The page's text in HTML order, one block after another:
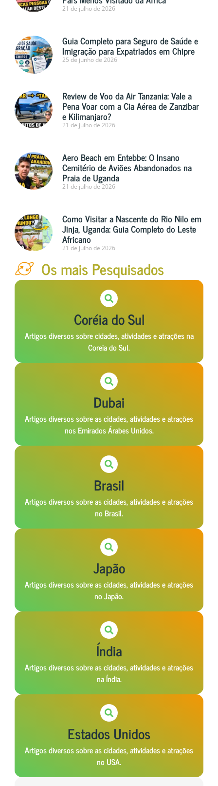
21 de julho de 2026
Guia Completo para Seguro de Saúde e
Imigração para Expatriados em Chipre
25 de junho de 2026
Review de Voo da Air Tanzania: Vale a
Pena Voar com a Cia Aérea de Zanzibar
e Kilimanjaro?
21 de julho de 2026
Aero Beach em Entebbe: O Insano
Cemitério de Aviões Abandonados na
Praia de Uganda
21 de julho de 2026
Como Visitar a Nascente do Rio Nilo em
Jinja, Uganda: Guia Completo do Leste
Africano
21 de julho de 2026
Os mais Pesquisados
Coréia do Sul
Artigos diversos sobre cidades, atividades e atrações na
Coreia do Sul.
Dubai
Artigos diversos sobre as cidades, atividades e atrações
nos Emirados Árabes Unidos.
Brasil
Artigos diversos sobre as cidades, atividades e atrações
no Brasil.
Japão
Artigos diversos sobre as cidades, atividades e atrações
no Japão.
Índia
Artigos diversos sobre as cidades, atividades e atrações
na Índia.
Estados Unidos
Artigos diversos sobre as cidades, atividades e atrações
no USA.